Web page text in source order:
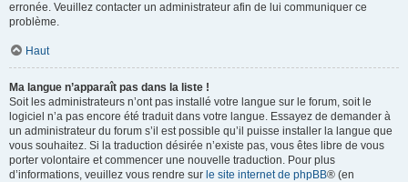
erronée. Veuillez contacter un administrateur afin de lui communiquer ce
problème.
Haut
Ma langue n’apparaît pas dans la liste !
Soit les administrateurs n’ont pas installé votre langue sur le forum, soit le
logiciel n’a pas encore été traduit dans votre langue. Essayez de demander à
un administrateur du forum s’il est possible qu’il puisse installer la langue que
vous souhaitez. Si la traduction désirée n’existe pas, vous êtes libre de vous
porter volontaire et commencer une nouvelle traduction. Pour plus
d’informations, veuillez vous rendre sur le site internet de phpBB® (en